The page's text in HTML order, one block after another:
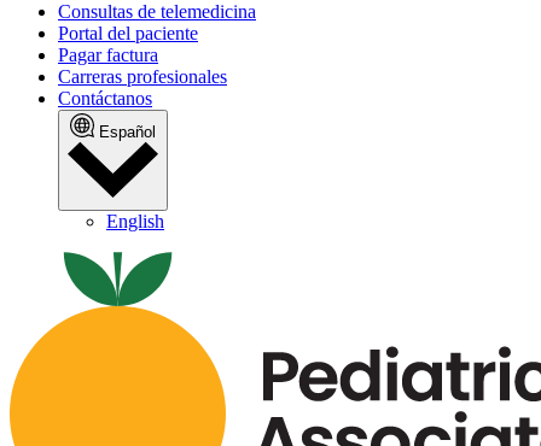
Consultas de telemedicina
Portal del paciente
Pagar factura
Carreras profesionales
Contáctanos
Español
English